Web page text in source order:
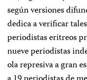
según versiones
dedica a verificar
periodistas eritreos
nueve periodistas
ola represiva a gran